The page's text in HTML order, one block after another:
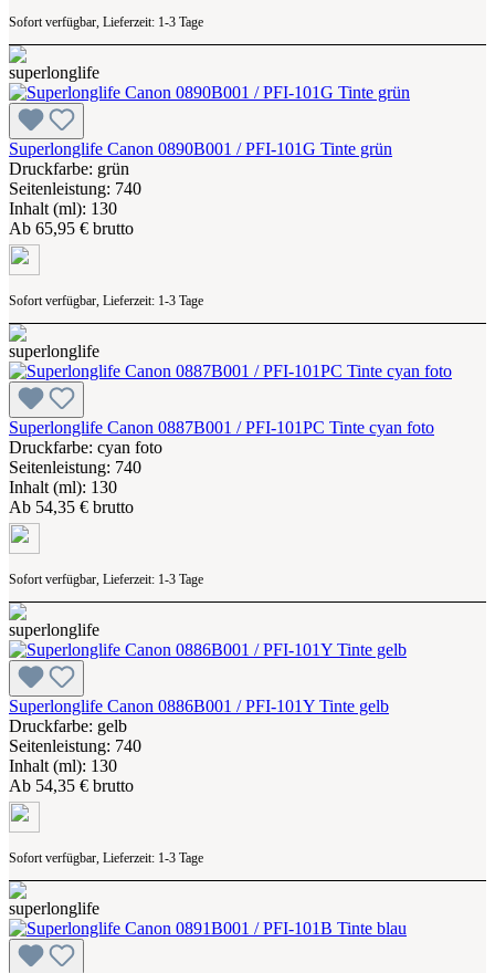
Sofort verfügbar, Lieferzeit: 1-3 Tage
Superlonglife Canon 0890B001 / PFI-101G Tinte grün
Druckfarbe: grün
Seitenleistung: 740
Inhalt (ml): 130
Ab 65,95 € brutto
Sofort verfügbar, Lieferzeit: 1-3 Tage
Superlonglife Canon 0887B001 / PFI-101PC Tinte cyan foto
Druckfarbe: cyan foto
Seitenleistung: 740
Inhalt (ml): 130
Ab 54,35 € brutto
Sofort verfügbar, Lieferzeit: 1-3 Tage
Superlonglife Canon 0886B001 / PFI-101Y Tinte gelb
Druckfarbe: gelb
Seitenleistung: 740
Inhalt (ml): 130
Ab 54,35 € brutto
Sofort verfügbar, Lieferzeit: 1-3 Tage